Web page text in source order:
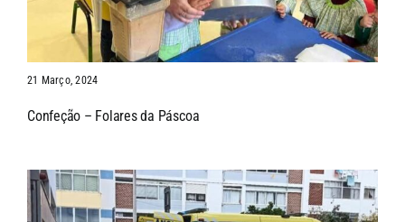
21 Março, 2024
Confeção – Folares da Páscoa